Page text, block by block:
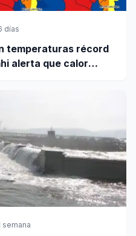
días
temperaturas récord
alerta que calor
semana